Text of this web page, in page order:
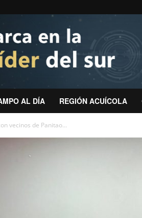
AL DÍA REGIÓN ACUÍCOLA
vecinos de Panitao...